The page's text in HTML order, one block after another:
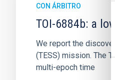
CON ÁRBITRO
TOI-6884b: a
We report the
(TESS) mission. The
multi-epoch time